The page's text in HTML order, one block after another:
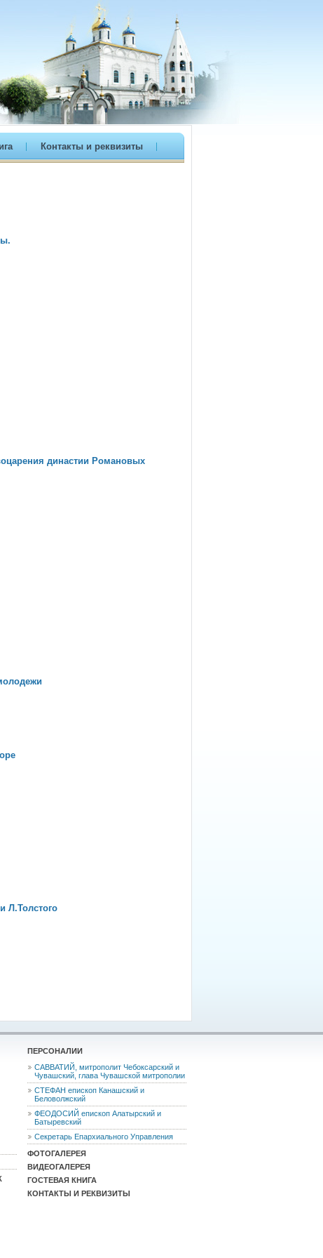
Контакты и реквизиты
династии Романовых
Л.Толстого
ПЕРСОНАЛИИ
САВВАТИЙ, митрополит Чебоксарский и
Чувашский, глава Чувашской митрополии
СТЕФАН епископ Канашский и
Беловолжский
ФЕОДОCИЙ епископ Алатырский и
Батыревский
Секретарь Епархиального Управления
ФОТОГАЛЕРЕЯ
ВИДЕОГАЛЕРЕЯ
ГОСТЕВАЯ КНИГА
КОНТАКТЫ И РЕКВИЗИТЫ